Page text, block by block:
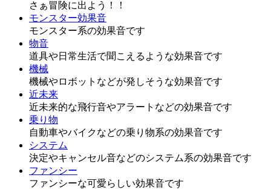
さぁ冒険に出よう！！
モンスター効果音
モンスター系の効果音です
物音
道具や日常生活で聞こえるような効果音です
機械
機械やロボットなどが発しそうな効果音です
近未来
近未来的な飛行音やアラートなどの効果音です
乗り物
自動車やバイクなどの乗り物系の効果音です
システム
決定やキャンセル音などのシステム系の効果音です
ファンシー
ファンシーな可愛らしい効果音です